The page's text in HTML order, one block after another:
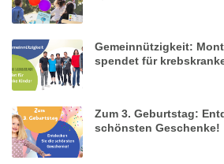
Gemeinnützigkeit:
spendet für
Zum 3. Geburtstag:
schönsten Geschenke!